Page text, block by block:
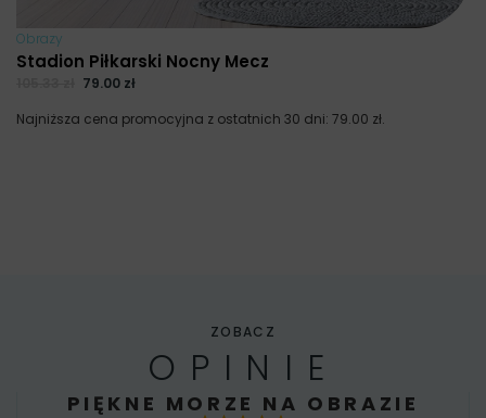
Obrazy
Stadion Piłkarski Nocny Mecz
79.00 zł
Najniższa cena promocyjna z ostatnich 30 dni: 79.00 zł.
ZOBACZ
OPINIE
PIĘKNE MORZE NA OBRAZIE